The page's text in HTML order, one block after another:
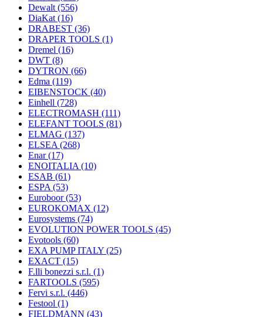
Dewalt (556)
DiaKat (16)
DRABEST (36)
DRAPER TOOLS (1)
Dremel (16)
DWT (8)
DYTRON (66)
Edma (119)
EIBENSTOCK (40)
Einhell (728)
ELECTROMASH (111)
ELEFANT TOOLS (81)
ELMAG (137)
ELSEA (268)
Enar(17)
ENOITALIA (10)
ESAB (61)
ESPA (53)
Euroboor(53)
EUROKOMAX (12)
Eurosystems (74)
EVOLUTION POWER TOOLS (45)
Evotools (60)
EXA PUMP ITALY (25)
EXACT (15)
F.lli bonezzi s.r.l. (1)
FARTOOLS (595)
Fervi s.r.l. (446)
Festool (1)
FIELDMANN (43)